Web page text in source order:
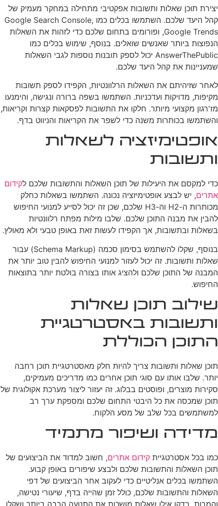
יצירת תוכן שאלות ותשובות אפקטיבי מתחילה במחקר מעמיק של
קהל היעד שלכם. השתמשו בכלים כמו Google Search Console,
Google Trends, ופורומים בתחום שלכם כדי לזהות את השאלות
הנפוצות ביותר שאנשים שואלים. בנוסף, שימוש בכלים כמו
AnswerThePublic יכול לספק תובנות נוספות לגבי השאלות
שמעניינות את קהל היעד שלכם.
לאחר שזיהיתם את השאלות הרלוונטיות, הקפידו לספק תשובות
מקיפות, מדויקות ועדכניות. השתמשו בשפה ברורה ונגישה, והימנעו
מז'רגון מקצועי מיותר. חלקו את התשובות לפסקאות קצרות וקריאות,
והשתמשו בכותרות משנה כדי לשפר את הקריאות והניווט בדף.
אופטימיזציה לשאלות
ותשובות
כדי למקסם את היעילות של תוכן השאלות והתשובות שלכם לקידום
אתרים, יש לבצע אופטימיזציה נכונה. השתמשו בשאלות כחלק
מכותרות ה-H2 וה-H3 שלכם, שכן זה יכול לסייע למנועי החיפוש
להבין את מבנה התוכן שלכם. שלבו מילות מפתח רלוונטיות
בשאלות ובתשובות, אך הקפידו לעשות זאת באופן טבעי ולא מאולץ.
בנוסף, שקלו להשתמש בסימון סכמה (Schema Markup) עבור
שאלות ותשובות. זה יכול לעזור למנועי החיפוש להבין טוב יותר את
המבנה של התוכן שלכם ולהציג אותו בצורה בולטת יותר בתוצאות
החיפוש.
שילוב תוכן שאלות
ותשובות באסטרטגיית
התוכן הכוללת
תוכן שאלות ותשובות צריך להיות חלק מאסטרטגיית תוכן רחבה
יותר. שלבו אותו עם סוגי תוכן אחרים כמו מדריכים מעמיקים,
סקירות מוצרים, ופוסטים בבלוג. זה יעזור ליצור מערכת אקולוגית של
תוכן שמכסה את כל היבטי התחום שלכם ומספקת ערך רב
למשתמשים בכל שלב של מסע הלקוח.
מדידה ושיפור מתמיד
כמו בכל אסטרטגיית קידום אתרים, חשוב למדוד את הביצועים של
תוכן השאלות והתשובות שלכם ולבצע שיפורים באופן קבוע.
השתמשו בכלים אנליטיים כדי לעקוב אחר הביצועים של דפי
השאלות והתשובות שלכם, כולל זמן שהייה בדף, שיעורי נטישה,